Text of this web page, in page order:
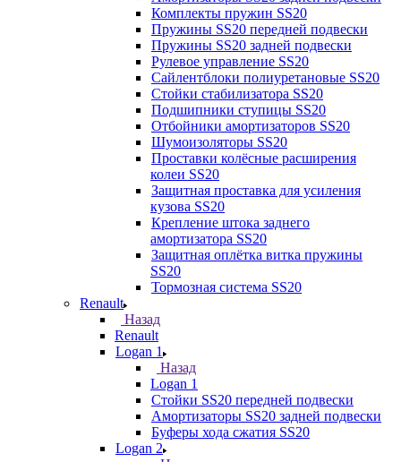
Комплекты пружин SS20
Пружины SS20 передней подвески
Пружины SS20 задней подвески
Рулевое управление SS20
Сайлентблоки полиуретановые SS20
Стойки стабилизатора SS20
Подшипники ступицы SS20
Отбойники амортизаторов SS20
Шумоизоляторы SS20
Проставки колёсные расширения
колеи SS20
Защитная проставка для усиления
кузова SS20
Крепление штока заднего
амортизатора SS20
Защитная оплётка витка пружины
SS20
Тормозная система SS20
Renault
Назад
Renault
Logan 1
Назад
Logan 1
Стойки SS20 передней подвески
Амортизаторы SS20 задней подвески
Буферы хода сжатия SS20
Logan 2